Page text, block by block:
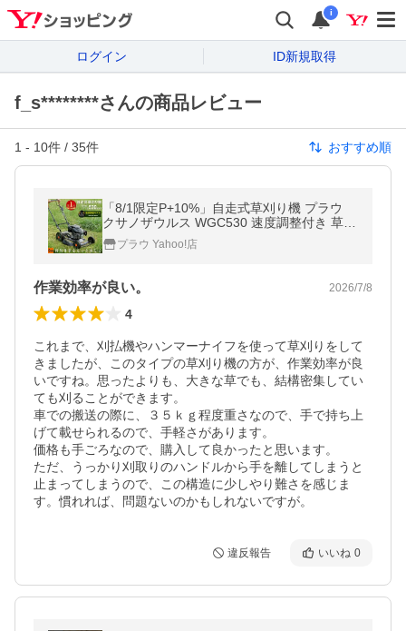
i
ログイン ID新規取得
f_s********さんの商品レビュー
1 - 10件 / 35件 おすすめ順
「8/1限定P+10%」自走式草刈り機 プラウ
クサノザウルス WGC530 速度調整付き 草刈
機 MEIKI エンジン 刈高さ20〜70mm サイド
排出 フリー刃 芝刈り機 無段階変速
プラウ Yahoo!店
作業効率が良い。 2026/7/8
4
これまで、刈払機やハンマーナイフを使って草刈りをして
きましたが、このタイプの草刈り機の方が、作業効率が良
いですね。思ったよりも、大きな草でも、結構密集してい
ても刈ることができます。
車での搬送の際に、３５ｋｇ程度重さなので、手で持ち上
げて載せられるので、手軽さがあります。
価格も手ごろなので、購入して良かったと思います。
ただ、うっかり刈取りのハンドルから手を離してしまうと
止まってしまうので、この構造に少しやり難さを感じま
す。慣れれば、問題ないのかもしれないですが。
違反報告 いいね 0